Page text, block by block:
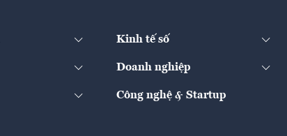
Kinh tế số
Doanh nghiệp
Công nghệ & Startup